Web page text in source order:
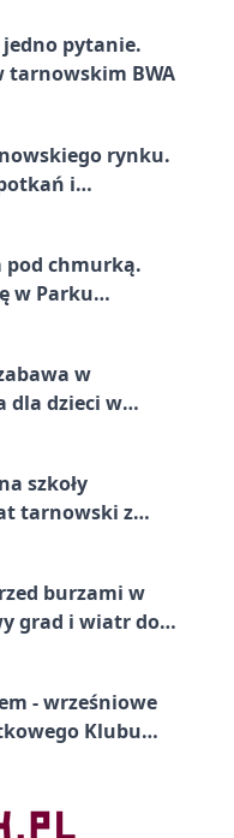
pytanie.
tarnowskim BWA
rynku.
i
pod chmurką.
w Parku
w
dla dzieci w
szkoły
tarnowski z
burzami w
grad i wiatr do
- wrześniowe
Klubu